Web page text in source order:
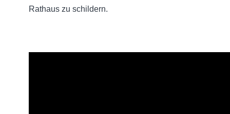
Rathaus zu schildern.